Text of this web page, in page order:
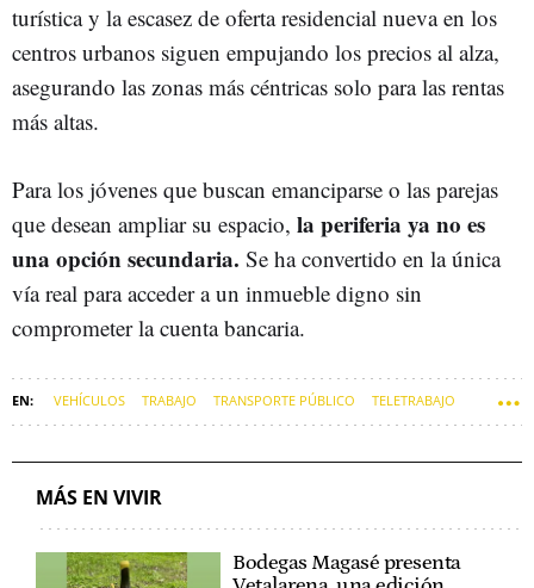
turística y la escasez de oferta residencial nueva en los
centros urbanos siguen empujando los precios al alza,
asegurando las zonas más céntricas solo para las rentas
más altas.
Para los jóvenes que buscan emanciparse o las parejas
que desean ampliar su espacio, la periferia ya no es
una opción secundaria. Se ha convertido en la única
vía real para acceder a un inmueble digno sin
comprometer la cuenta bancaria.
VEHÍCULOS TRABAJO TRANSPORTE PÚBLICO TELETRABAJO
MÁS EN VIVIR
Bodegas Magasé presenta